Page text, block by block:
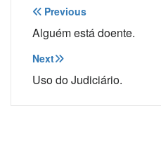
Navegação
de
Post
Previous
Alguém está doente.
Next
Uso do Judiciário.